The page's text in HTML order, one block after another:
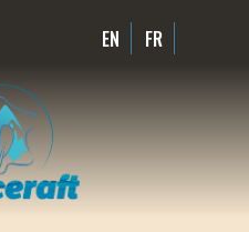
EN FR
d'eau vive en Savoie